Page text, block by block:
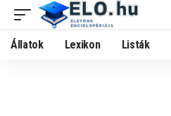
Állatok Lexikon Listák